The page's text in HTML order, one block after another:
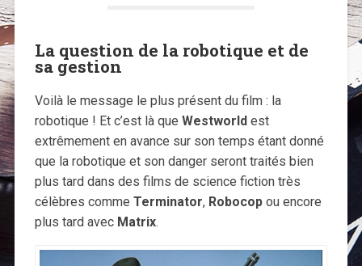
La question de la robotique et de
sa gestion
Voilà le message le plus présent du film : la
robotique ! Et c’est là que Westworld est
extrêmement en avance sur son temps étant donné
que la robotique et son danger seront traités bien
plus tard dans des films de science fiction très
célèbres comme Terminator, Robocopou encore
plus tard avec Matrix.